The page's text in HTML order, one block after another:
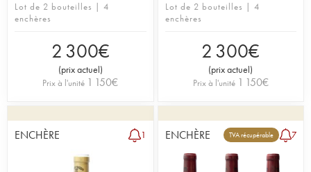
Lot de 2 bouteilles | 4
enchères
2 300€
(prix actuel)
Prix à l'unité 1 150€
Lot de 2 bouteilles | 4
enchères
2 300€
(prix actuel)
Prix à l'unité 1 150€
ENCHÈRE 1 ENCHÈRE TVA récupérable 7